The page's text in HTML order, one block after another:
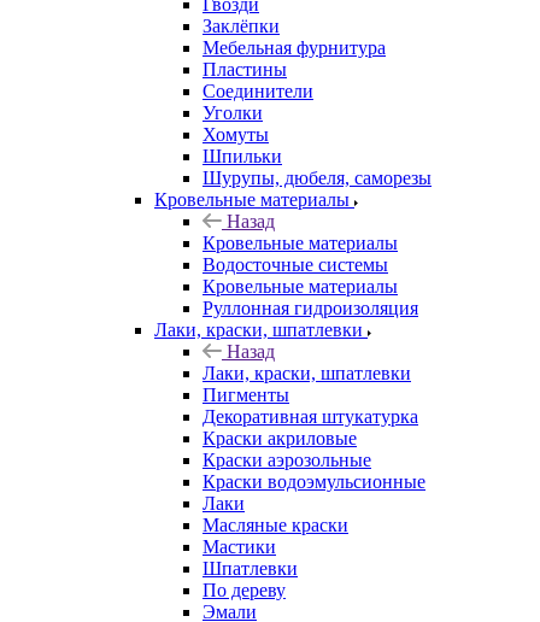
Гвозди
Заклёпки
Мебельная фурнитура
Пластины
Соединители
Уголки
Хомуты
Шпильки
Шурупы, дюбеля, саморезы
Кровельные материалы
Назад
Кровельные материалы
Водосточные системы
Кровельные материалы
Руллонная гидроизоляция
Лаки, краски, шпатлевки
Назад
Лаки, краски, шпатлевки
Пигменты
Декоративная штукатурка
Краски акриловые
Краски аэрозольные
Краски водоэмульсионные
Лаки
Масляные краски
Мастики
Шпатлевки
По дереву
Эмали